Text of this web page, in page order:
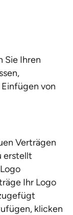
Sie Ihren
von
Verträgen
erstellt
Ihr Logo
klicken